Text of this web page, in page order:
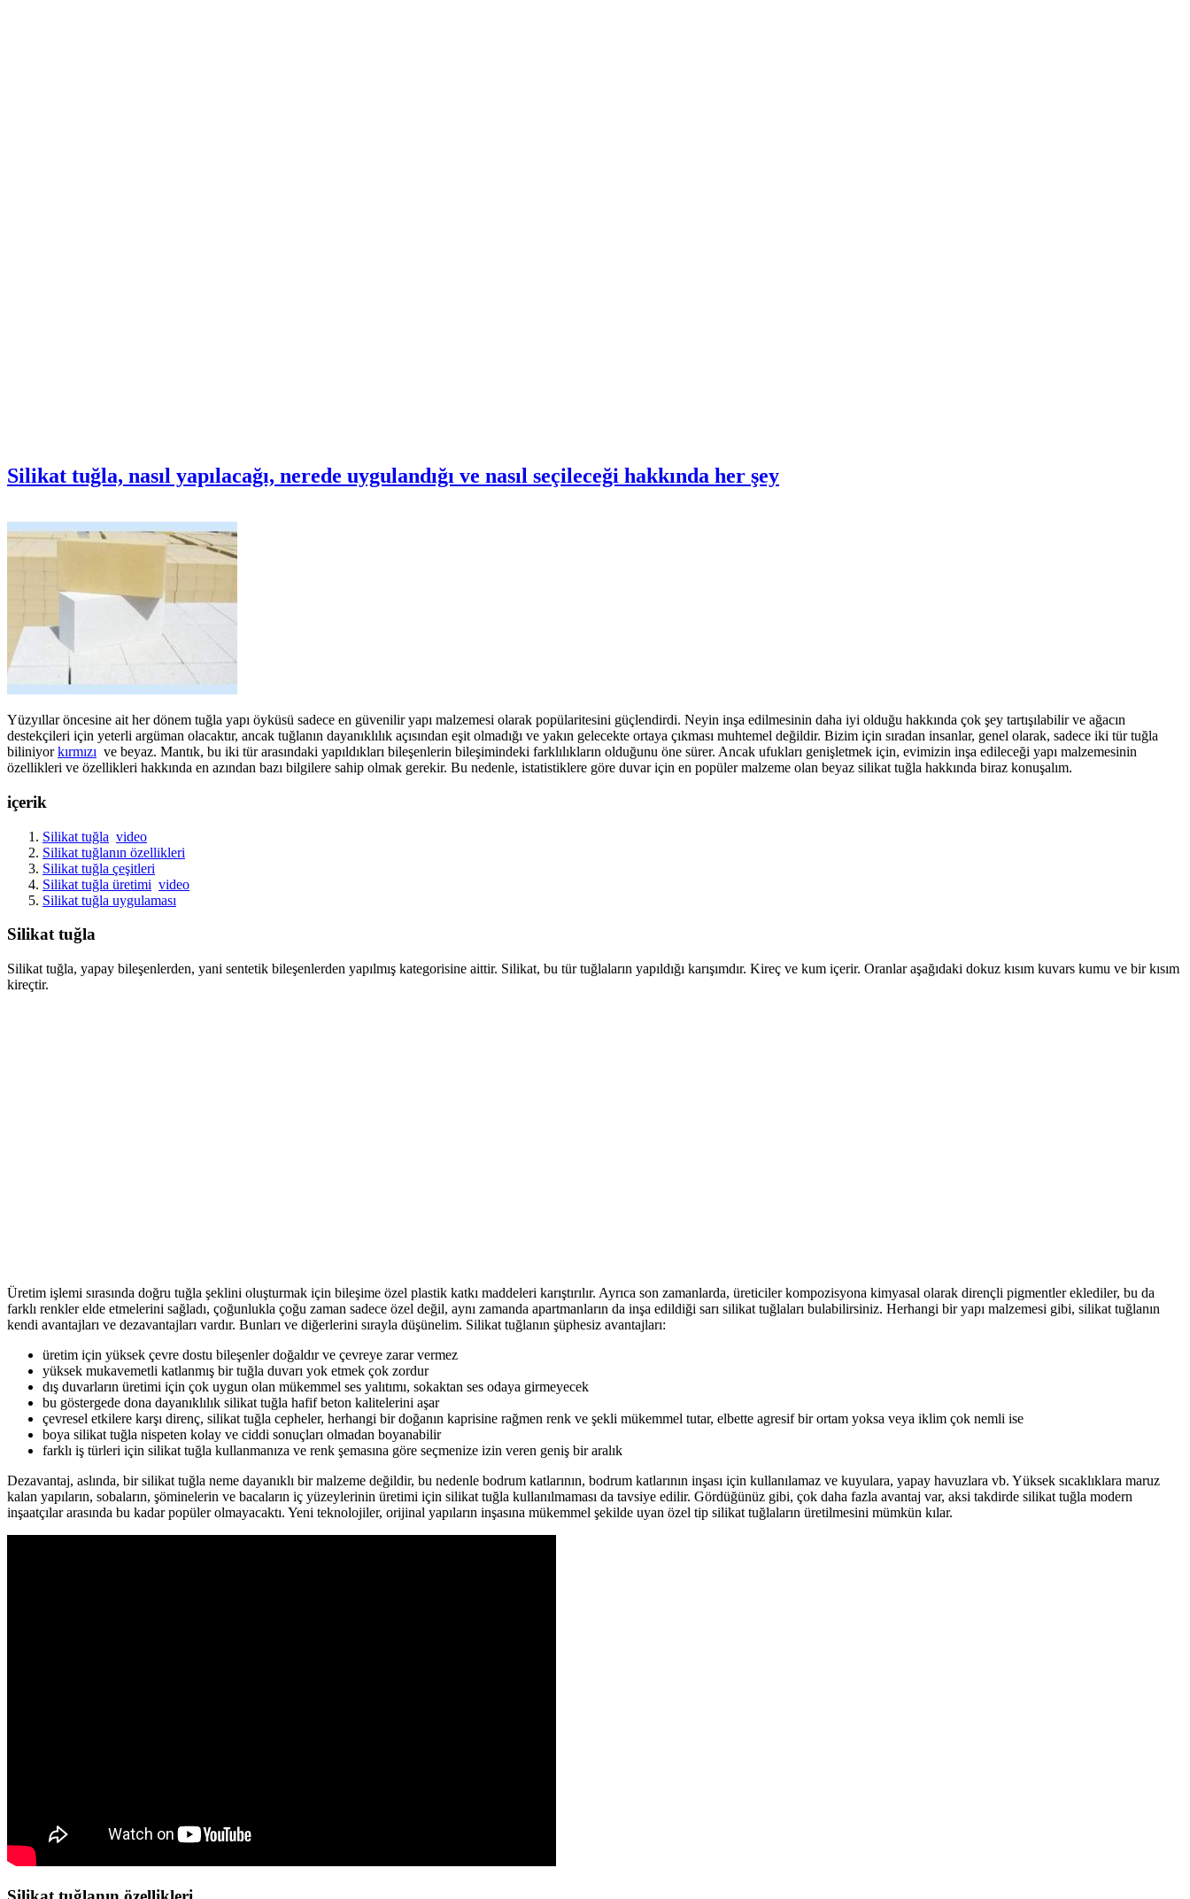
Silikat tuğla, nasıl yapılacağı, nerede uygulandığı ve nasıl seçileceği hakkında her şey
Yüzyıllar öncesine ait her dönem tuğla yapı öyküsü sadece en güvenilir yapı malzemesi olarak popülaritesini güçlendirdi. Neyin inşa edilmesinin daha iyi olduğu hakkında çok şey tartışılabilir ve ağacın
destekçileri için yeterli argüman olacaktır, ancak tuğlanın dayanıklılık açısından eşit olmadığı ve yakın gelecekte ortaya çıkması muhtemel değildir. Bizim için sıradan insanlar, genel olarak, sadece iki tür tuğla
biliniyorkırmızı ve beyaz. Mantık, bu iki tür arasındaki yapıldıkları bileşenlerin bileşimindeki farklılıkların olduğunu öne sürer. Ancak ufukları genişletmek için, evimizin inşa edileceği yapı malzemesinin
özellikleri ve özellikleri hakkında en azından bazı bilgilere sahip olmak gerekir. Bu nedenle, istatistiklere göre duvar için en popüler malzeme olan beyaz silikat tuğla hakkında biraz konuşalım.
içerik
Silikat tuğla video
Silikat tuğlanın özellikleri
Silikat tuğla çeşitleri
Silikat tuğla üretimi video
Silikat tuğla uygulaması
Silikat tuğla
Silikat tuğla, yapay bileşenlerden, yani sentetik bileşenlerden yapılmış kategorisine aittir. Silikat, bu tür tuğlaların yapıldığı karışımdır. Kireç ve kum içerir. Oranlar aşağıdaki dokuz kısım kuvars kumu ve bir kısım
kireçtir.
Üretim işlemi sırasında doğru tuğla şeklini oluşturmak için bileşime özel plastik katkı maddeleri karıştırılır. Ayrıca son zamanlarda, üreticiler kompozisyona kimyasal olarak dirençli pigmentler eklediler, bu da
farklı renkler elde etmelerini sağladı, çoğunlukla çoğu zaman sadece özel değil, aynı zamanda apartmanların da inşa edildiği sarı silikat tuğlaları bulabilirsiniz. Herhangi bir yapı malzemesi gibi, silikat tuğlanın
kendi avantajları ve dezavantajları vardır. Bunları ve diğerlerini sırayla düşünelim. Silikat tuğlanın şüphesiz avantajları:
üretim için yüksek çevre dostu bileşenler doğaldır ve çevreye zarar vermez
yüksek mukavemetli katlanmış bir tuğla duvarı yok etmek çok zordur
dış duvarların üretimi için çok uygun olan mükemmel ses yalıtımı, sokaktan ses odaya girmeyecek
bu göstergede dona dayanıklılık silikat tuğla hafif beton kalitelerini aşar
çevresel etkilere karşı direnç, silikat tuğla cepheler, herhangi bir doğanın kaprisine rağmen renk ve şekli mükemmel tutar, elbette agresif bir ortam yoksa veya iklim çok nemli ise
boya silikat tuğla nispeten kolay ve ciddi sonuçları olmadan boyanabilir
farklı iş türleri için silikat tuğla kullanmanıza ve renk şemasına göre seçmenize izin veren geniş bir aralık
Dezavantaj, aslında, bir silikat tuğla neme dayanıklı bir malzeme değildir, bu nedenle bodrum katlarının, bodrum katlarının inşası için kullanılamaz ve kuyulara, yapay havuzlara vb. Yüksek sıcaklıklara maruz
kalan yapıların, sobaların, şöminelerin ve bacaların iç yüzeylerinin üretimi için silikat tuğla kullanılmaması da tavsiye edilir. Gördüğünüz gibi, çok daha fazla avantaj var, aksi takdirde silikat tuğla modern
inşaatçılar arasında bu kadar popüler olmayacaktı. Yeni teknolojiler, orijinal yapıların inşasına mükemmel şekilde uyan özel tip silikat tuğlaların üretilmesini mümkün kılar.